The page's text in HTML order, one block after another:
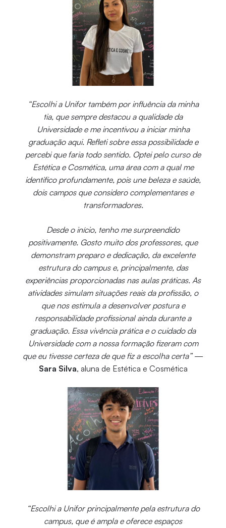
“Escolhi a Unifor também por influência da minha
tia, que sempre destacou a qualidade da
Universidade e me incentivou a iniciar minha
graduação aqui. Refleti sobre essa possibilidade e
percebi que faria todo sentido. Optei pelo curso de
Estética e Cosmética, uma área com a qual me
identifico profundamente, pois une beleza e saúde,
dois campos que considero complementares e
transformadores.
Desde o início, tenho me surpreendido
positivamente. Gosto muito dos professores, que
demonstram preparo e dedicação, da excelente
estrutura do campus e, principalmente, das
experiências proporcionadas nas aulas práticas. As
atividades simulam situações reais da profissão, o
que nos estimula a desenvolver postura e
responsabilidade profissional ainda durante a
graduação. Essa vivência prática e o cuidado da
Universidade com a nossa formação fizeram com
que eu tivesse certeza de que fiz a escolha certa”—
Sara Silva, aluna de Estética e Cosmética
“Escolhi a Unifor principalmente pela estrutura do
campus, que é ampla e oferece espaços